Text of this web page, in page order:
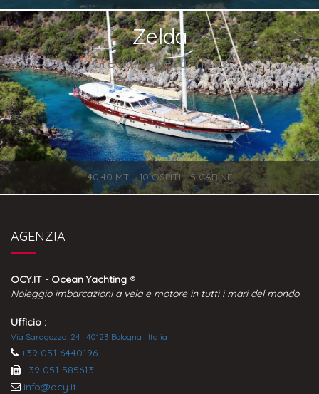
Zelda
Grecia Dodecanneso
40,40 MT - 10 OSPITI - 5 CABINE
AGENZIA
OCY.IT - Ocean Yachting ®
Noleggio imbarcazioni a vela e motore in tutti i mari del mondo
Ufficio :
Via Saragozza, 24 | 40123 Bologna | Italia
+39 051 6440196
+39 051 585613
info@ocy.it